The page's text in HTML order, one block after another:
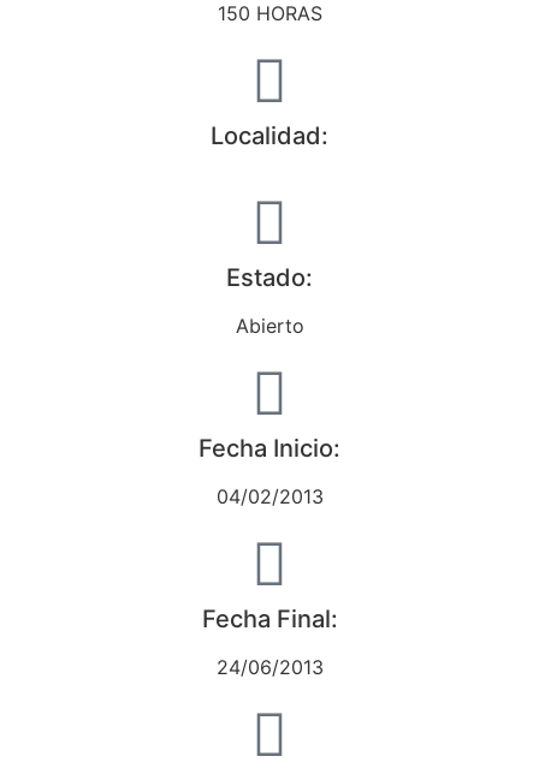
150 HORAS
Localidad:
Estado:
Abierto
Fecha Inicio:
04/02/2013
Fecha Final:
24/06/2013